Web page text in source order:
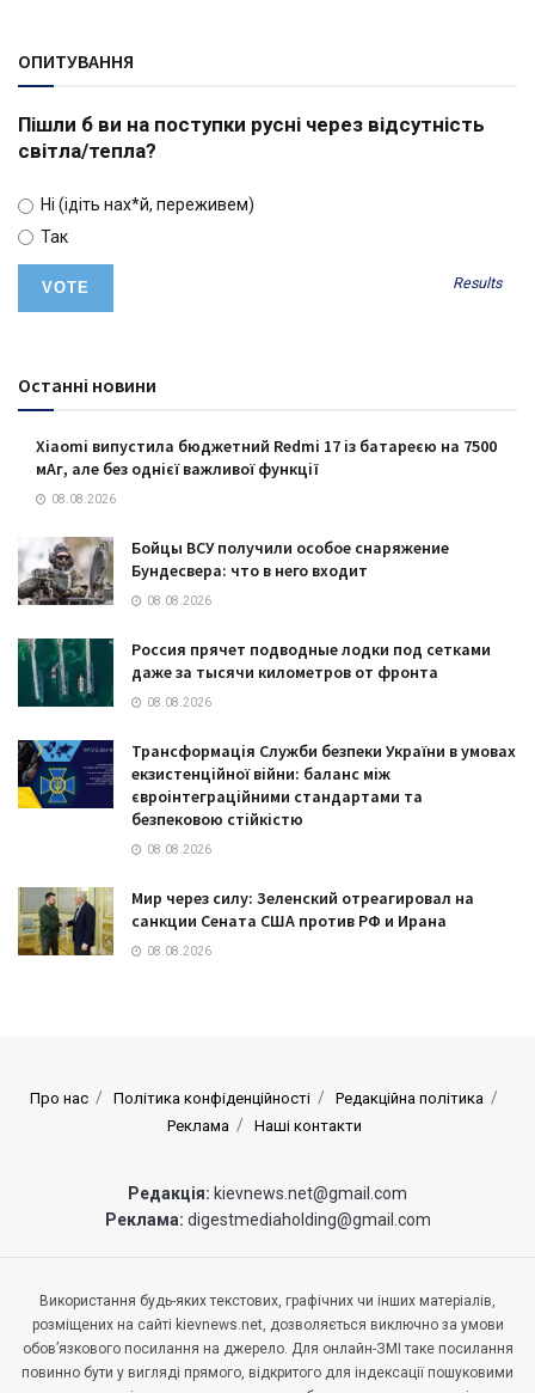
ОПИТУВАННЯ
Пішли б ви на поступки русні через відсутність
світла/тепла?
Ні (ідіть нах*й, переживем)
Так
Results
Останні новини
Xiaomi випустила бюджетний Redmi 17 із батареєю на 7500
мАг, але без однієї важливої функції
08.08.2026
Бойцы ВСУ получили особое снаряжение
Бундесвера: что в него входит
08.08.2026
Россия прячет подводные лодки под сетками
даже за тысячи километров от фронта
08.08.2026
Трансформація Служби безпеки України в умовах
екзистенційної війни: баланс між
євроінтеграційними стандартами та
безпековою стійкістю
08.08.2026
Мир через силу: Зеленский отреагировал на
санкции Сената США против РФ и Ирана
08.08.2026
Про нас Політика конфіденційності
Редакційна політика
Реклама
Наші контакти
Редакція: kievnews.net@gmail.com
Реклама: digestmediaholding@gmail.com
Використання будь-яких текстових, графічних чи інших матеріалів,
розміщених на сайті kievnews.net, дозволяється виключно за умови
обов’язкового посилання на джерело. Для онлайн-ЗМІ таке посилання
повинно бути у вигляді прямого, відкритого для індексації пошуковими